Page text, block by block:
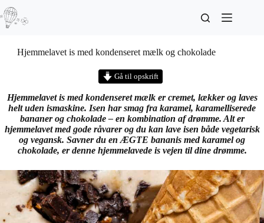
Hjemmelavet is med kondenseret mælk og chokolade
Gå til opskrift
Hjemmelavet is med kondenseret mælk er cremet, lækker og laves
helt uden ismaskine. Isen har smag fra karamel, karamelliserede
bananer og chokolade – en kombination af drømme. Alt er
hjemmelavet med gode råvarer og du kan lave isen både vegetarisk
og vegansk. Savner du en ÆGTE bananis med karamel og
chokolade, er denne hjemmelavede is vejen til dine drømme.